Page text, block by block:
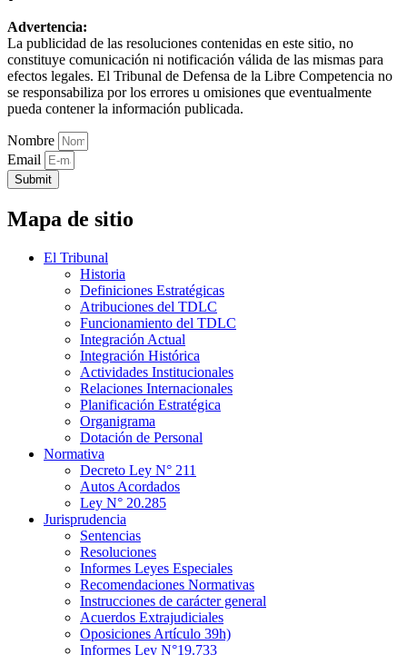
Advertencia:
La publicidad de las resoluciones contenidas en este sitio, no
constituye comunicación ni notificación válida de las mismas para
efectos legales. El Tribunal de Defensa de la Libre Competencia no
se responsabiliza por los errores u omisiones que eventualmente
pueda contener la información publicada.
Nombre
Email
Submit
Mapa de sitio
El Tribunal
Historia
Definiciones Estratégicas
Atribuciones del TDLC
Funcionamiento del TDLC
Integración Actual
Integración Histórica
Actividades Institucionales
Relaciones Internacionales
Planificación Estratégica
Organigrama
Dotación de Personal
Normativa
Decreto Ley N° 211
Autos Acordados
Ley N° 20.285
Jurisprudencia
Sentencias
Resoluciones
Informes Leyes Especiales
Recomendaciones Normativas
Instrucciones de carácter general
Acuerdos Extrajudiciales
Oposiciones Artículo 39h)
Informes Ley N°19.733